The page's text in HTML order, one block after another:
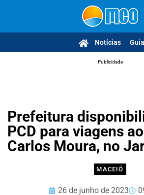
Notícias
Publicidade
Prefeitura
PCD para viagens
Carlos Moura, no
MACEIÓ
26 de junho de 2023